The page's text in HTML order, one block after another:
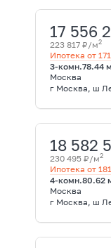
17 556
223 817 ₽/м2
Ипотека от
3-комн.78.44 м
Москва
г Москва, ш
18 582
230 495 ₽/м2
Ипотека от
4-комн.80.62
Москва
г Москва, ш